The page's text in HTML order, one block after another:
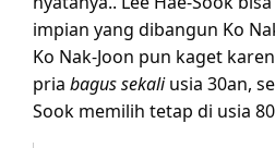
impian yang dibangun Ko
Ko Nak-Joon pun kaget
pria bagus sekaliusia 30an,
Sook memilih tetap di usia